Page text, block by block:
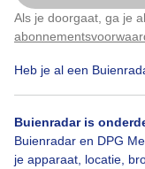
Als je doorgaat, ga je
Heb je al een
Buienradar is
Buienradar en DPG
je apparaat, locatie,
Over Buienradar
Bedrijfsgegevens
Veelgestelde
Klik